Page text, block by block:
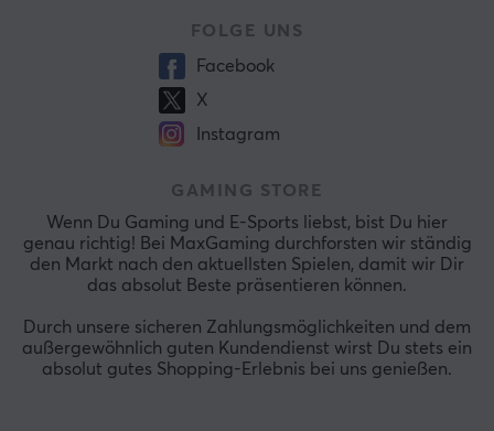
FOLGE UNS
Facebook
X
Instagram
GAMING STORE
Wenn Du Gaming und E-Sports liebst, bist Du hier
genau richtig! Bei MaxGaming durchforsten wir ständig
den Markt nach den aktuellsten Spielen, damit wir Dir
das absolut Beste präsentieren können.
Durch unsere sicheren Zahlungsmöglichkeiten und dem
außergewöhnlich guten Kundendienst wirst Du stets ein
absolut gutes Shopping-Erlebnis bei uns genießen.